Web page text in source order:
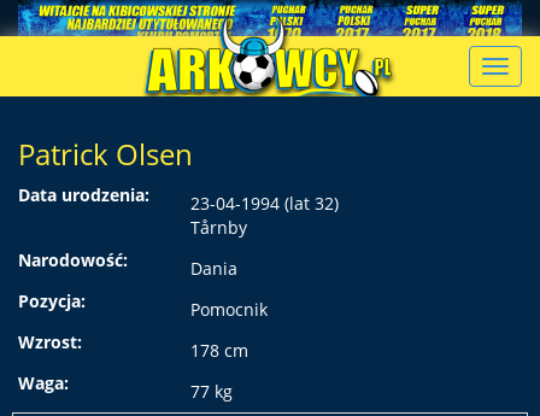
Patrick Olsen
Data urodzenia:
23-04-1994 (lat 32)
Tårnby
Narodowość:
Dania
Pozycja:
Pomocnik
Wzrost:
178 cm
Waga:
77 kg